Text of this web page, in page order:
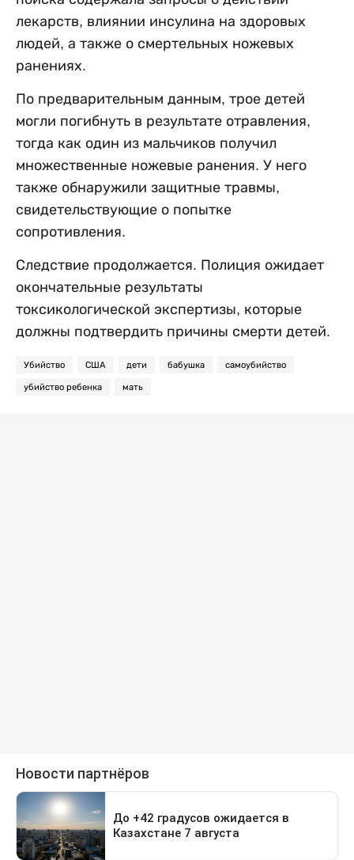
лекарств, влиянии инсулина на здоровых
людей, а также о смертельных ножевых
ранениях.
По предварительным данным, трое детей
могли погибнуть в результате отравления,
тогда как один из мальчиков получил
множественные ножевые ранения. У него
также обнаружили защитные травмы,
свидетельствующие о попытке
сопротивления.
Следствие продолжается. Полиция ожидает
окончательные результаты
токсикологической экспертизы, которые
должны подтвердить причины смерти детей.
Убийство США дети бабушка самоубийство
убийство ребенка мать